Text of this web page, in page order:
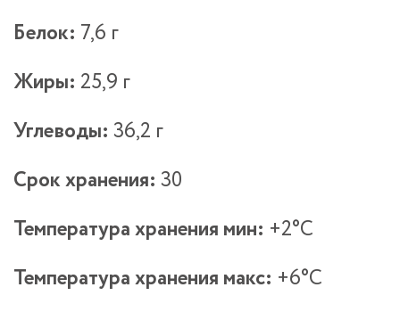
Белок: 7,6 г
Жиры: 25,9 г
Углеводы: 36,2 г
Срок хранения: 30
Температура хранения мин: +2°С
Температура хранения макс: +6°С